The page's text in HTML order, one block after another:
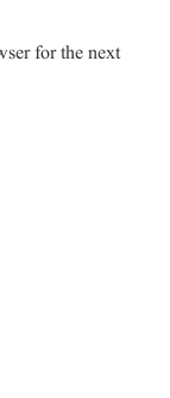
for the next